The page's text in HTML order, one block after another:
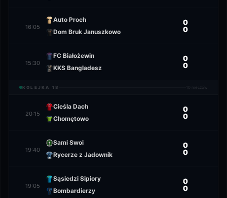
16:05
Auto Proch
Dom Bruk Januszkowo
0
0
15:30
FC Białożewin
KKS Bangladesz
0
0
KOLEJKA 18 meczów
20:15
Cieśla Dach
Chomętowo
0
0
19:40
Sami Swoi
Rycerze z Jadownik
0
0
19:05
Sąsiedzi Sipiory
Bombardierzy
0
0